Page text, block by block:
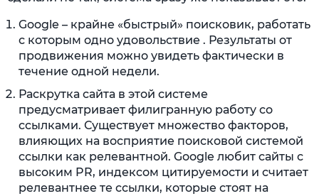
Google – крайне «быстрый» поисковик, работать
с которым одно удовольствие . Результаты от
продвижения можно увидеть фактически в
течение одной недели.
Раскрутка сайта в этой системе
предусматривает филигранную работу со
ссылками. Существует множество факторов,
влияющих на восприятие поисковой системой
ссылки как релевантной. Google любит сайты с
высоким PR, индексом цитируемости и считает
релевантнее те ссылки, которые стоят на